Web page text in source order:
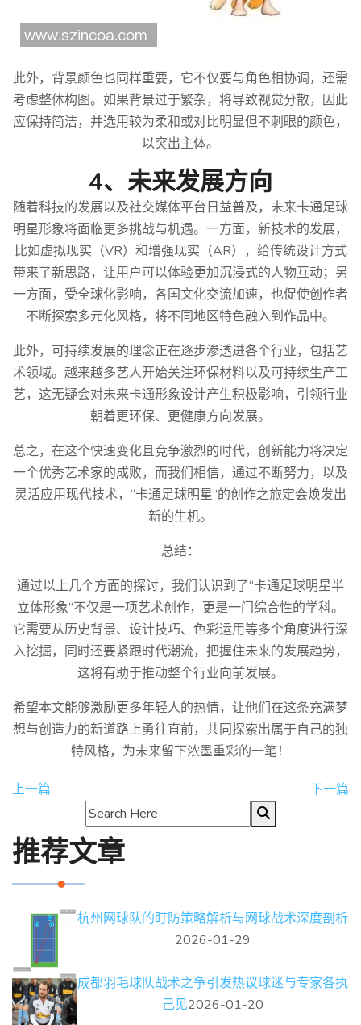
此外，背景颜色也同样重要，它不仅要与角色相协调，还需
考虑整体构图。如果背景过于繁杂，将导致视觉分散，因此
应保持简洁，并选用较为柔和或对比明显但不刺眼的颜色，
以突出主体。
4、未来发展方向
随着科技的发展以及社交媒体平台日益普及，未来卡通足球
明星形象将面临更多挑战与机遇。一方面，新技术的发展，
比如虚拟现实（VR）和增强现实（AR），给传统设计方式
带来了新思路，让用户可以体验更加沉浸式的人物互动；另
一方面，受全球化影响，各国文化交流加速，也促使创作者
不断探索多元化风格，将不同地区特色融入到作品中。
此外，可持续发展的理念正在逐步渗透进各个行业，包括艺
术领域。越来越多艺人开始关注环保材料以及可持续生产工
艺，这无疑会对未来卡通形象设计产生积极影响，引领行业
朝着更环保、更健康方向发展。
总之，在这个快速变化且竞争激烈的时代，创新能力将决定
一个优秀艺术家的成败，而我们相信，通过不断努力，以及
灵活应用现代技术，“卡通足球明星”的创作之旅定会焕发出
新的生机。
总结：
通过以上几个方面的探讨，我们认识到了“卡通足球明星半
立体形象”不仅是一项艺术创作，更是一门综合性的学科。
它需要从历史背景、设计技巧、色彩运用等多个角度进行深
入挖掘，同时还要紧跟时代潮流，把握住未来的发展趋势，
这将有助于推动整个行业向前发展。
希望本文能够激励更多年轻人的热情，让他们在这条充满梦
想与创造力的新道路上勇往直前，共同探索出属于自己的独
特风格，为未来留下浓墨重彩的一笔！
上一篇 下一篇
推荐文章
杭州网球队的盯防策略解析与网球战术深度剖析
2026-01-29
成都羽毛球队战术之争引发热议球迷与专家各执
己见2026-01-20